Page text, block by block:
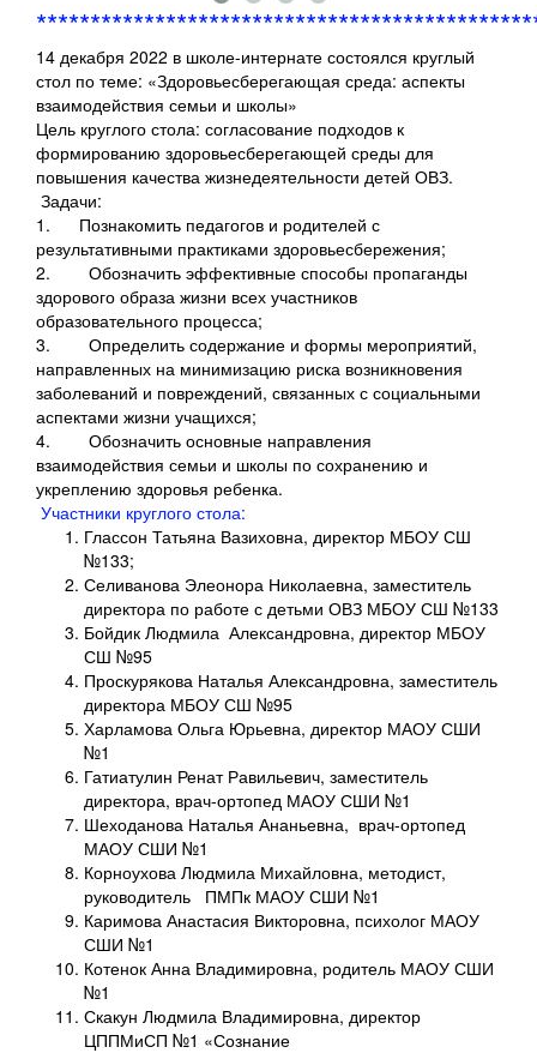
14 декабря 2022 в школе-интернате состоялся круглый
стол по теме: «Здоровьесберегающая среда: аспекты
взаимодействия семьи и школы»
Цель круглого стола: согласование подходов к
формированию здоровьесберегающей среды для
повышения качества жизнедеятельности детей ОВЗ.
Задачи:
1. Познакомить педагогов и родителей с
результативными практиками здоровьесбережения;
2. Обозначить эффективные способы пропаганды
здорового образа жизни всех участников
образовательного процесса;
3. Определить содержание и формы мероприятий,
направленных на минимизацию риска возникновения
заболеваний и повреждений, связанных с социальными
аспектами жизни учащихся;
4. Обозначить основные направления
взаимодействия семьи и школы по сохранению и
укреплению здоровья ребенка.
Участники круглого стола:
Глассон Татьяна Вазиховна, директор МБОУ СШ
№133;
Селиванова Элеонора Николаевна, заместитель
директора по работе с детьми ОВЗ МБОУ СШ №133
Бойдик Людмила Александровна, директор МБОУ
СШ №95
Проскурякова Наталья Александровна, заместитель
директора МБОУ СШ №95
Харламова Ольга Юрьевна, директор МАОУ СШИ
№1
Гатиатулин Ренат Равильевич, заместитель
директора, врач-ортопед МАОУ СШИ №1
Шеходанова Наталья Ананьевна, врач-ортопед
МАОУ СШИ №1
Корноухова Людмила Михайловна, методист,
руководитель ПМПк МАОУ СШИ №1
Каримова Анастасия Викторовна, психолог МАОУ
СШИ №1
Котенок Анна Владимировна, родитель МАОУ СШИ
№1
Скакун Людмила Владимировна, директор
ЦППМиСП №1 «Сознание